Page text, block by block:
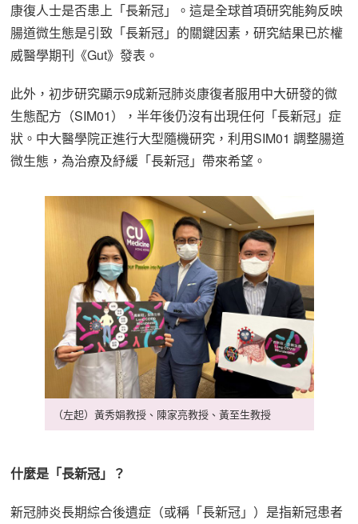
康復人士是否患上「長新冠」。這是全球首項研究能夠反映
腸道微生態是引致「長新冠」的關鍵因素，研究結果已於權
威醫學期刊《Gut》發表。
此外，初步研究顯示9成新冠肺炎康復者服用中大研發的微
生態配方（SIM01），半年後仍沒有出現任何「長新冠」症
狀。中大醫學院正進行大型隨機研究，利用SIM01 調整腸道
微生態，為治療及紓緩「長新冠」帶來希望。
（左起）黃秀娟教授、陳家亮教授、黃至生教授
什麼是「長新冠」？
新冠肺炎長期綜合後遺症（或稱「長新冠」）是指新冠患者